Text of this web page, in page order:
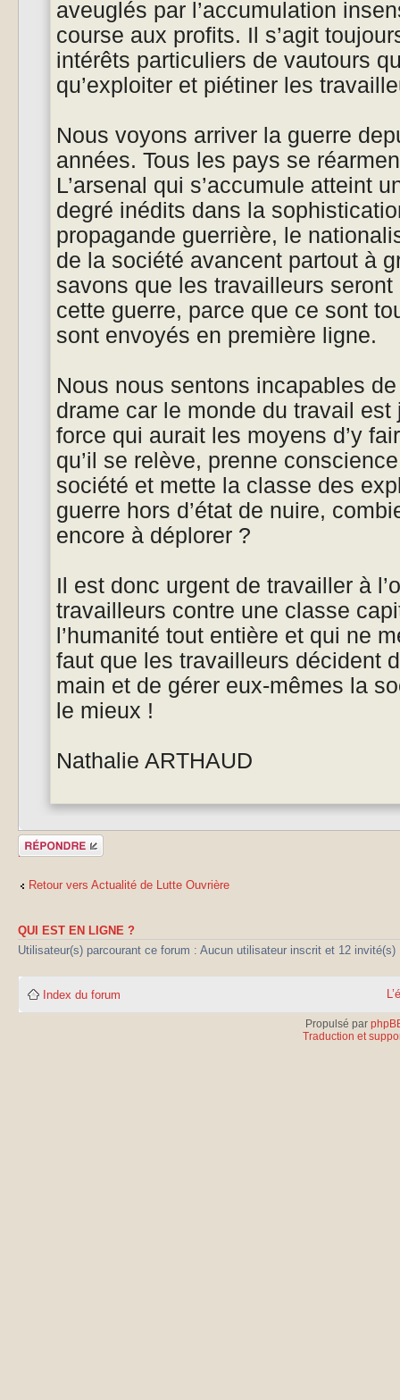
aveuglés par l’accumulation
course aux profits. Il s’agit
intérêts particuliers de vautours
qu’exploiter et piétiner les
Nous voyons arriver la guerre
années. Tous les pays se
L’arsenal qui s’accumule atteint
degré inédits dans la
propagande guerrière, le
de la société avancent partout à
savons que les travailleurs
cette guerre, parce que ce sont
sont envoyés en première ligne.
Nous nous sentons incapables de
drame car le monde du travail
force qui aurait les moyens d’y
qu’il se relève, prenne
société et mette la classe des
guerre hors d’état de nuire,
encore à déplorer ?
Il est donc urgent de travailler à
travailleurs contre une classe
l’humanité tout entière et qui ne
faut que les travailleurs décident
main et de gérer eux-mêmes la
le mieux !
Nathalie ARTHAUD
Publier une
réponse
Retour vers Actualité de Lutte Ouvrière
QUI EST EN LIGNE ?
Utilisateur(s) parcourant ce forum : Aucun utilisateur inscrit et 12 invité(s)
Index du forum
Propulsé par
Traduction et